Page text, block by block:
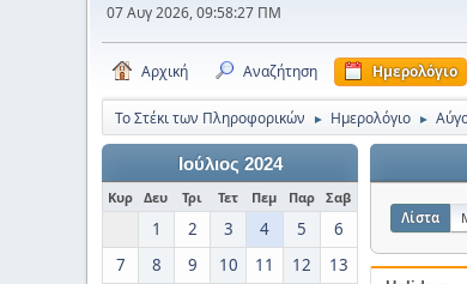
07 Αυγ 2026, 09:58:27 ΠΜ
Αρχική Αναζήτηση Ημερολόγιο
Το Στέκι των Πληροφορικών ► Ημερολόγιο ►
Ιούλιος 2024
Κυρ Δευ Τρι Τετ Πεμ Παρ Σαβ
1 2 3 4 5
6
7
8 9 10 11 12
13
Λίστα